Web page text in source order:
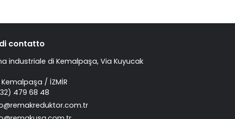
contatto
industriale di Kemalpaşa, Via Kuyucak
Kemalpaşa / İZMİR
479 68 48